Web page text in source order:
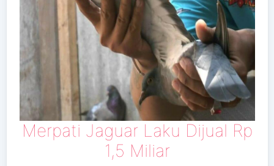
Merpati Jaguar Laku Dijual Rp
1,5 Miliar